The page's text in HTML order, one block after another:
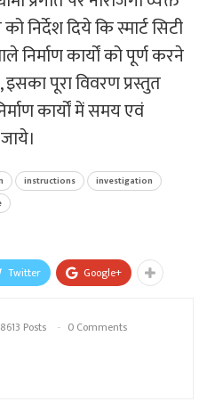
निर्देश दिये कि स्मार्ट सिटी
निर्माण कार्यों को पूर्ण करने
पूरा विवरण प्रस्तुत
कार्यों में समय एवं
instructions
investigation
Twitter Google+
Posts 0 Comments